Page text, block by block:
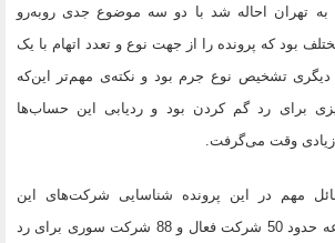
به تهران احاله شد با دو سه موضوع جدی روبه‌رو
بود که پرونده را از جهت نوع و تعدد اتهام با یک
تشخیص نوع جرم بود و نکته‌ی مهم‌تر این‌که
برای رد گم کردن بود و ردیابی این حساب‌ها
زیادی وقت می‌گرفت.
مهم در این پرونده شناسایی شرکت‌های این
مجموعه بود. این مجموعه حدود 50 شرکت فعال و 88 شرکت سوری برای رد